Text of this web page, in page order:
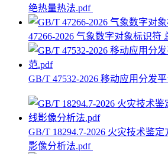
绝热量热法.pdf
47266-2026 气象数字对象标识符
GB/T 47532-2026 移动应用分发
GB/T 18294.7-2026 火灾技术鉴
影像分析法.pdf